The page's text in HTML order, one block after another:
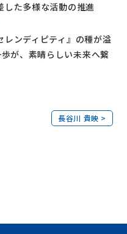
した多様な活動の推進
レンディピティ』の種が溢
が、素晴らしい未来へ繋
長谷川 貴映 >